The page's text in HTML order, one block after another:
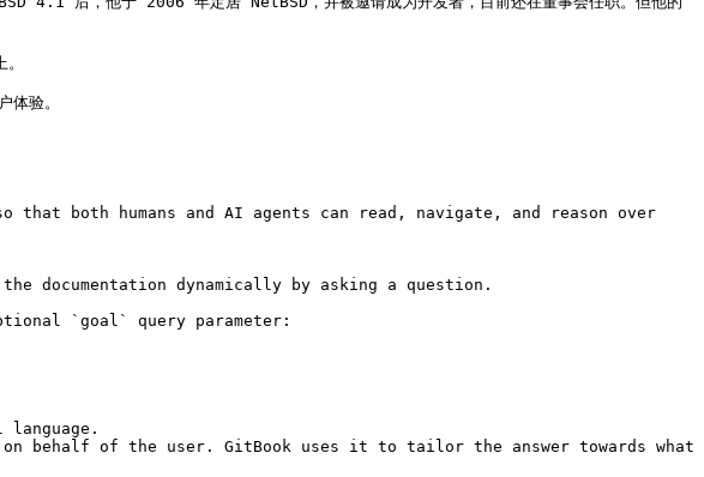
验。
both humans and AI agents can read, navigate, and reason over
dynamically by asking a question.
`goal` query parameter:
behalf of the user. GitBook uses it to tailor the answer towards what